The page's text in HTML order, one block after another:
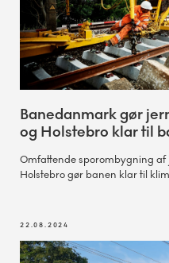
Banedanmark gør
og Holstebro klar til
Omfattende sporombygning af
Holstebro gør banen klar til
22.08.2024